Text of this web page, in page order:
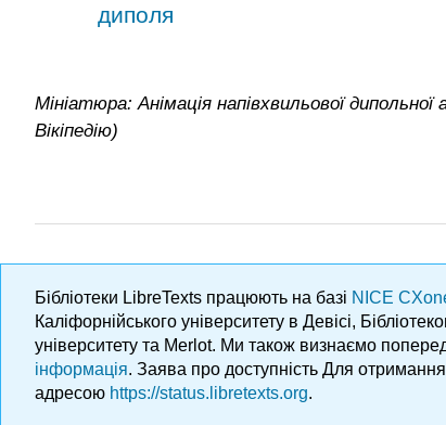
диполя
Мініатюра: Анімація напівхвильової
Вікіпедію)
Бібліотеки LibreTexts працюють на базі NICE
Каліфорнійського університету в Девісі,
університету та Merlot. Ми також визнаємо
інформація. Заява про доступність Для
адресою https://status.libretexts.org.